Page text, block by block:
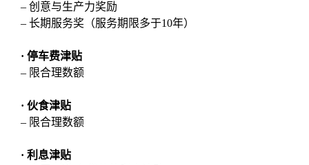
– 创意与生产力奖励
– 长期服务奖（服务期限多于10年）
· 停车费津贴
– 限合理数额
· 伙食津贴
– 限合理数额
· 利息津贴